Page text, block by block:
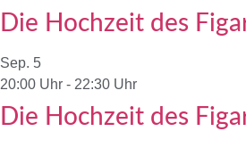
Die Hochzeit des
Sep. 5
20:00 Uhr - 22:30 Uhr
Die Hochzeit des